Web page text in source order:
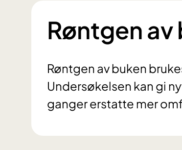
Røntgen av
Røntgen av buken
Undersøkelsen kan gi
ganger erstatte mer